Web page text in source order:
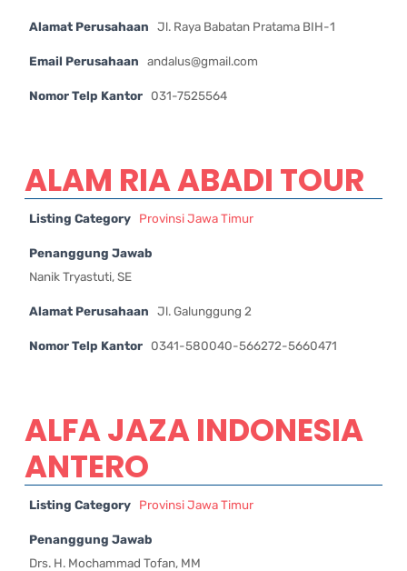
Alamat Perusahaan Jl. Raya Babatan Pratama BIH-1
Email Perusahaan andalus@gmail.com
Nomor Telp Kantor 031-7525564
ALAM RIA ABADI TOUR
Listing Category Provinsi Jawa Timur
Penanggung Jawab
Nanik Tryastuti, SE
Alamat Perusahaan Jl. Galunggung 2
Nomor Telp Kantor 0341-580040-566272-5660471
ALFA JAZA INDONESIA
ANTERO
Listing Category Provinsi Jawa Timur
Penanggung Jawab
Drs. H. Mochammad Tofan, MM